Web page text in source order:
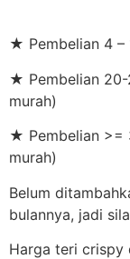
★ Pembelian 4 –
★ Pembelian
murah)
★ Pembelian >=
murah)
Belum
bulannya, jadi
Harga teri crispy